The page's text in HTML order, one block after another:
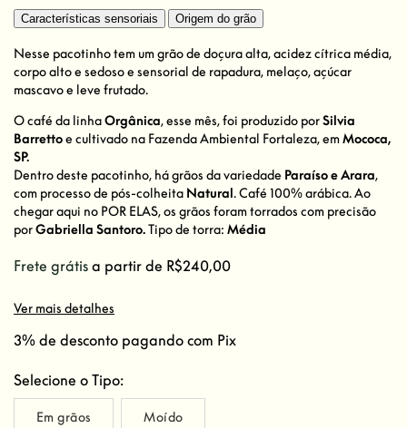
Características sensoriais Origem do grão
Nesse pacotinho tem um grão de doçura alta, acidez cítrica média,
corpo alto e sedoso e sensorial de rapadura, melaço, açúcar
mascavo e leve frutado.
O café da linhaOrgânica, esse mês, foi produzido porSilvia
Barrettoe cultivado na Fazenda Ambiental Fortaleza, emMococa,
SP.
Dentro deste pacotinho, há grãos da variedade Paraíso e Arara,
com processo de pós-colheita Natural. Café 100% arábica. Ao
chegar aqui no POR ELAS, os grãos foram torrados com precisão
porGabriella Santoro.Tipo de torra: Média
Frete grátis a partir de R$240,00
Ver mais detalhes
3% de desconto pagando com Pix
Selecione o Tipo:
Em grãos Moído